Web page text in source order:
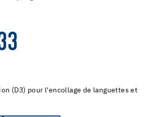
(D3) pour l'encollage de languettes et